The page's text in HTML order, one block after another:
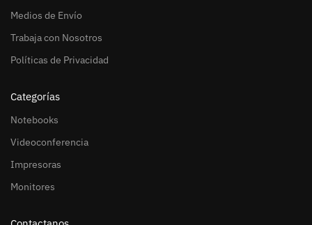
Medios de Envío
Trabaja con Nosotros
Políticas de Privacidad
Categorías
Notebooks
Videoconferencia
Impresoras
Monitores